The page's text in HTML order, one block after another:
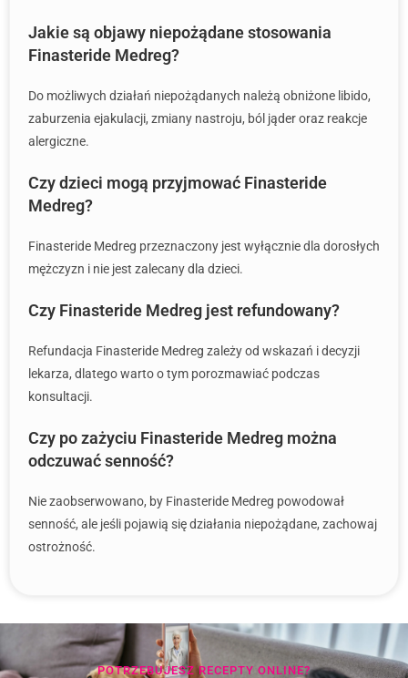
Jakie są objawy niepożądane stosowania
Finasteride Medreg?
Do możliwych działań niepożądanych należą obniżone libido,
zaburzenia ejakulacji, zmiany nastroju, ból jąder oraz reakcje
alergiczne.
Czy dzieci mogą przyjmować Finasteride
Medreg?
Finasteride Medreg przeznaczony jest wyłącznie dla dorosłych
mężczyzn i nie jest zalecany dla dzieci.
Czy Finasteride Medreg jest refundowany?
Refundacja Finasteride Medreg zależy od wskazań i decyzji
lekarza, dlatego warto o tym porozmawiać podczas
konsultacji.
Czy po zażyciu Finasteride Medreg można
odczuwać senność?
Nie zaobserwowano, by Finasteride Medreg powodował
senność, ale jeśli pojawią się działania niepożądane, zachowaj
ostrożność.
POTRZEBUJESZ RECEPTY ONLINE?